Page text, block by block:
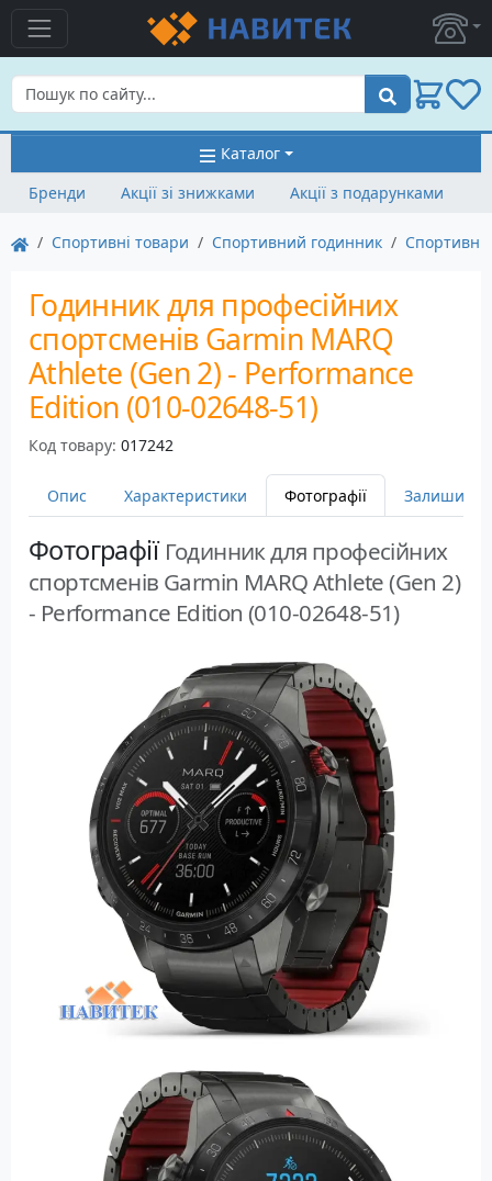
Пошук
Каталог
Бренди
Акції зі знижками Акції з подарунками
Спортивні товари Спортивний годинник
Годинник для професійних
спортсменів Garmin MARQ
Athlete (Gen 2) - Performance
Edition (010-02648-51)
Код товару: 017242
Опис Характеристики Фотографії Залишити
Фотографії Годинник для професійних
спортсменів Garmin MARQ Athlete (Gen 2)
- Performance Edition (010-02648-51)